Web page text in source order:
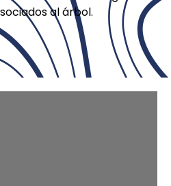
al árbol.